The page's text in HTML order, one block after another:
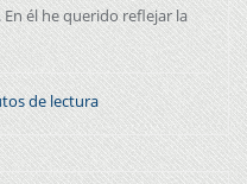
él he querido reflejar la
de lectura